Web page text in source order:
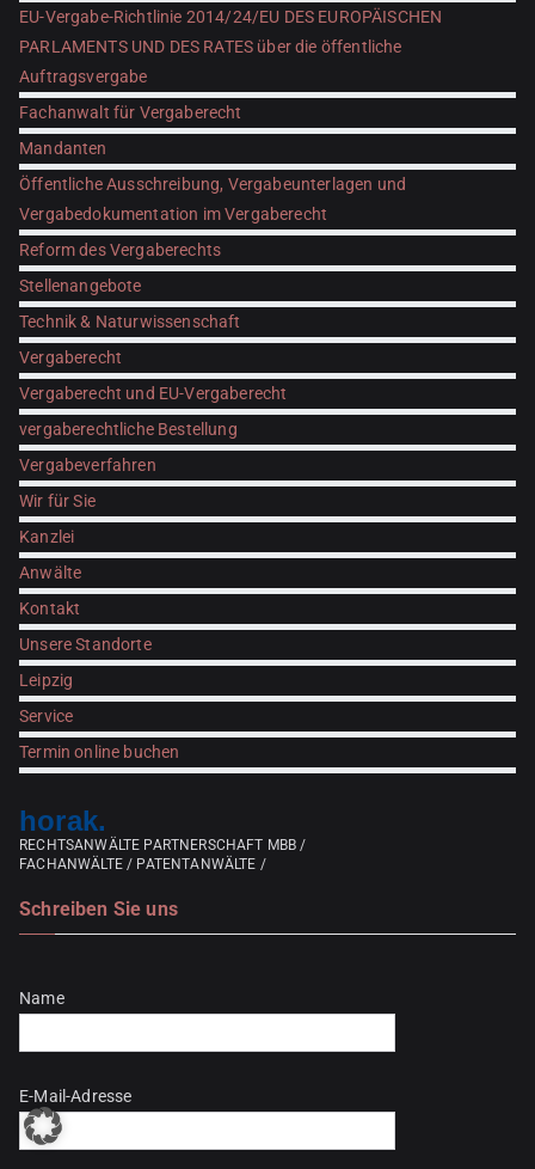
EU-Vergabe-Richtlinie 2014/24/EU DES EUROPÄISCHEN
PARLAMENTS UND DES RATES über die öffentliche
Auftragsvergabe
Fachanwalt für Vergaberecht
Mandanten
Öffentliche Ausschreibung, Vergabeunterlagen und
Vergabedokumentation im Vergaberecht
Reform des Vergaberechts
Stellenangebote
Technik & Naturwissenschaft
Vergaberecht
Vergaberecht und EU-Vergaberecht
vergaberechtliche Bestellung
Vergabeverfahren
Wir für Sie
Kanzlei
Anwälte
Kontakt
Unsere Standorte
Leipzig
Service
Termin online buchen
horak.
RECHTSANWÄLTE PARTNERSCHAFT MBB /
FACHANWÄLTE / PATENTANWÄLTE /
Schreiben Sie uns
Name
E-Mail-Adresse